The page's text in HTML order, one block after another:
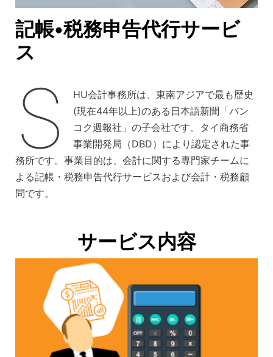
記帳•税務申告代行サービ
ス
S
HU会計事務所は、東南アジアで最も歴史
(現在44年以上)のある日本語新聞「バン
コク週報社」の子会社です。タイ商務省
事業開発局（DBD）により認定された事
務所です。事業目的は、会計に関する専門家チームに
よる記帳・税務申告代行サービスおよび会計・税務顧
問です。
サービス内容